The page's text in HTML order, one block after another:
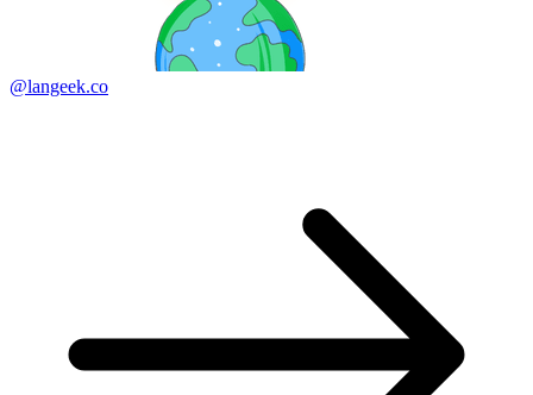
@langeek.co